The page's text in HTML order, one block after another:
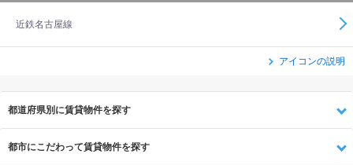
近鉄名古屋線
アイコンの説明
都道府県別に賃貸物件を探す
都市にこだわって賃貸物件を探す